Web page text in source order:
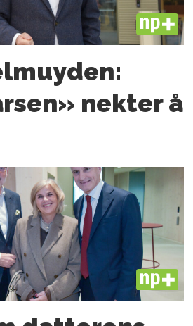
PLUS
nekter å
PLUS